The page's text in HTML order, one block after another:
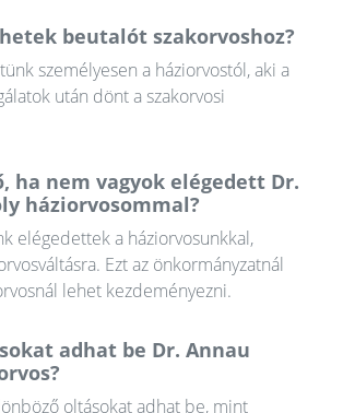
beutalót szakorvoshoz?
személyesen a háziorvostól, aki a
után dönt a szakorvosi
ha nem vagyok elégedett Dr.
háziorvosommal?
elégedettek a háziorvosunkkal,
Ezt az önkormányzatnál
lehet kezdeményezni.
adhat be Dr. Annau
oltásokat adhat be, mint